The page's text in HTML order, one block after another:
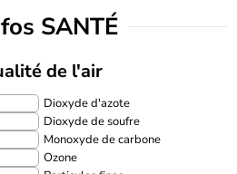
SANTÉ
de l'air
Dioxyde d'azote
Dioxyde de soufre
Monoxyde de carbone
Ozone